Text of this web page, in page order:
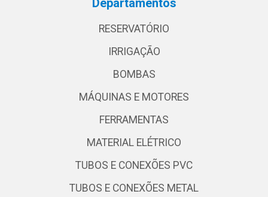
Departamentos
RESERVATÓRIO
IRRIGAÇÃO
BOMBAS
MÁQUINAS E MOTORES
FERRAMENTAS
MATERIAL ELÉTRICO
TUBOS E CONEXÕES PVC
TUBOS E CONEXÕES METAL